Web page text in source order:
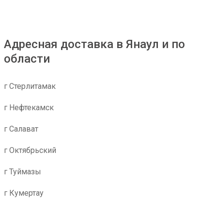
Адресная доставка в Янаул и по
области
г Стерлитамак
г Нефтекамск
г Салават
г Октябрьский
г Туймазы
г Кумертау